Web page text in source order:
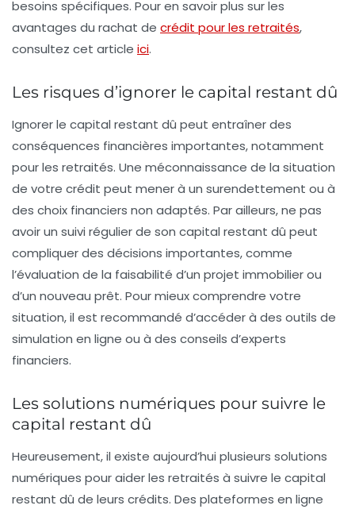
besoins spécifiques. Pour en savoir plus sur les
avantages du rachat de crédit pour les retraités,
consultez cet article ici.
Les risques d’ignorer le capital restant dû
Ignorer le capital restant dû peut entraîner des
conséquences financières importantes, notamment
pour les retraités. Une méconnaissance de la situation
de votre crédit peut mener à un surendettement ou à
des choix financiers non adaptés. Par ailleurs, ne pas
avoir un suivi régulier de son capital restant dû peut
compliquer des décisions importantes, comme
l’évaluation de la faisabilité d’un projet immobilier ou
d’un nouveau prêt. Pour mieux comprendre votre
situation, il est recommandé d’accéder à des outils de
simulation en ligne ou à des conseils d’experts
financiers.
Les solutions numériques pour suivre le
capital restant dû
Heureusement, il existe aujourd’hui plusieurs solutions
numériques pour aider les retraités à suivre le capital
restant dû de leurs crédits. Des plateformes en ligne